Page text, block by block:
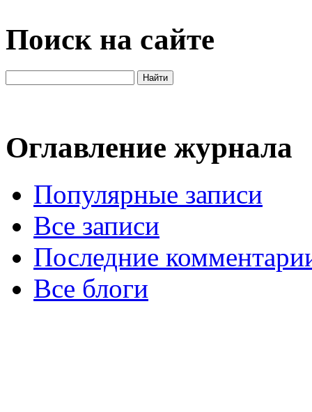
Поиск на сайте
Оглавление журнала
Популярные записи
Все записи
Последние
Все блоги